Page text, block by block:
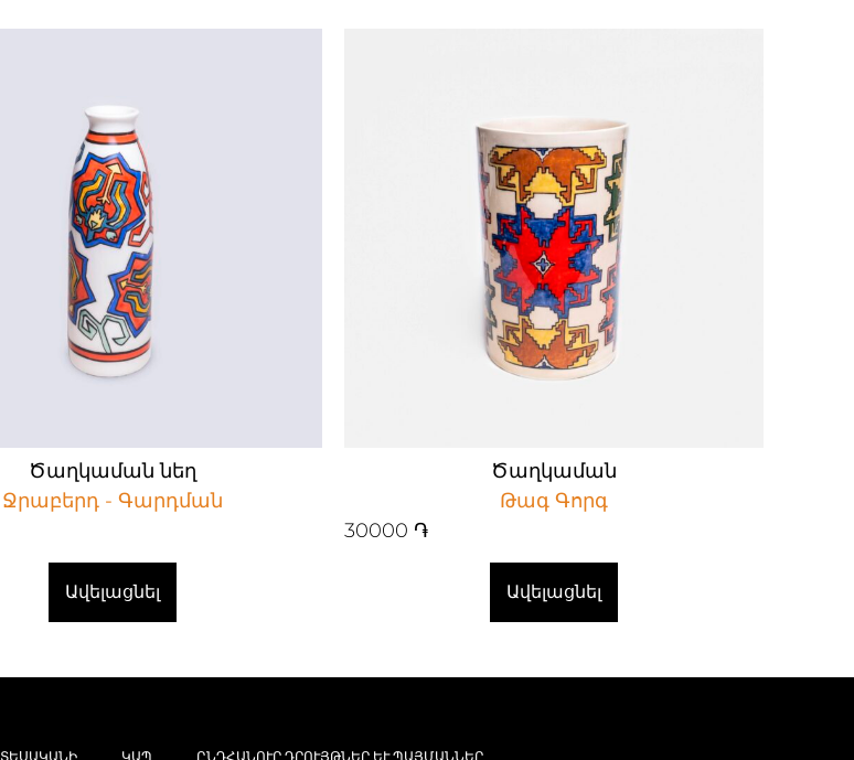
Ծաղկաման նեղ
Ջրաբերդ - Գարդման
Ավելացնել
Ծաղկաման
Թագ Գորգ
30000 ֏
Ավելացնել
ՏԵՍԱԿԱՆԻ ԿԱՊ ԸՆԴՀԱՆՈՒՐ ԴՐՈՒՅԹՆԵՐ ԵՒ ՊԱՅՄԱՆՆԵՐ